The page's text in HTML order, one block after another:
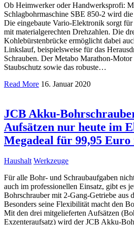
Ob Heimwerker oder Handwerksprofi:
Schlagbohrmaschine SBE 850-2 wird
Die eingebaute Vario-Elektronik sorgt
mit materialgerechten Drehzahlen. Die
Kohlebürstenbrücke ermöglicht dabei
Linkslauf, beispielsweise für das
Schrauben. Der Metabo Marathon-
Staubschutz sowie das robuste…
Read More 16. Januar 2020
JCB Akku-
Aufsätzen nur heute im
Megadeal für 99,95
Haushalt Werkzeuge
Für alle Bohr- und Schraubaufgaben
auch im professionellen Einsatz, gibt es
Bohrschrauber mit 2-Gang-Getriebe aus
Besonders seine Flexibilität macht den
Mit den drei mitgelieferten Aufsätzen
Exzenteraufsatz) wird der JCB Akku-